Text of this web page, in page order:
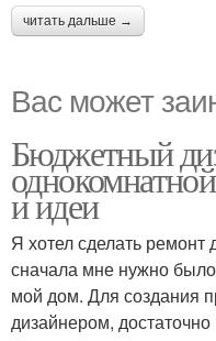
читать дальше →
Вас может
Бюджетный
и идеи
Я хотел сделать ремонт
сначала мне нужно было
мой дом. Для создания
дизайнером,